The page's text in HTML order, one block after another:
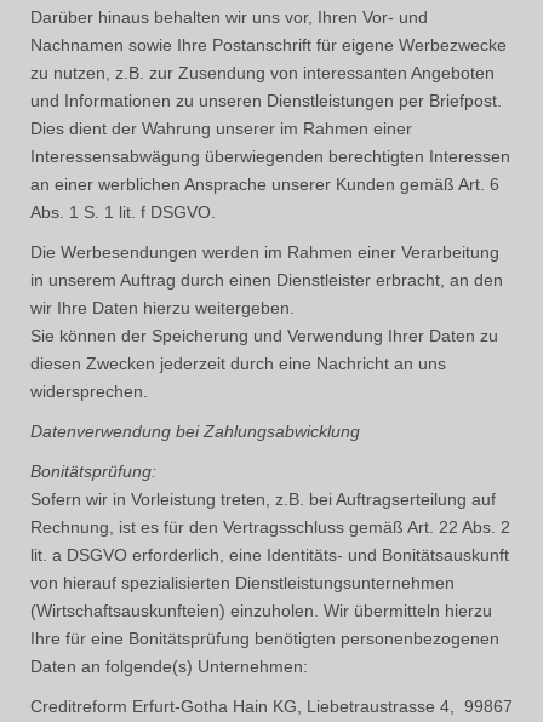
Darüber hinaus behalten wir uns vor, Ihren Vor- und
Nachnamen sowie Ihre Postanschrift für eigene Werbezwecke
zu nutzen, z.B. zur Zusendung von interessanten Angeboten
und Informationen zu unseren Dienstleistungen per Briefpost.
Dies dient der Wahrung unserer im Rahmen einer
Interessensabwägung überwiegenden berechtigten Interessen
an einer werblichen Ansprache unserer Kunden gemäß Art. 6
Abs. 1 S. 1 lit. f DSGVO.
Die Werbesendungen werden im Rahmen einer Verarbeitung
in unserem Auftrag durch einen Dienstleister erbracht, an den
wir Ihre Daten hierzu weitergeben.
Sie können der Speicherung und Verwendung Ihrer Daten zu
diesen Zwecken jederzeit durch eine Nachricht an uns
widersprechen.
Datenverwendung bei Zahlungsabwicklung
Bonitätsprüfung:
Sofern wir in Vorleistung treten, z.B. bei Auftragserteilung auf
Rechnung, ist es für den Vertragsschluss gemäß Art. 22 Abs. 2
lit. a DSGVO erforderlich, eine Identitäts- und Bonitätsauskunft
von hierauf spezialisierten Dienstleistungsunternehmen
(Wirtschaftsauskunfteien) einzuholen. Wir übermitteln hierzu
Ihre für eine Bonitätsprüfung benötigten personenbezogenen
Daten an folgende(s) Unternehmen:
Creditreform Erfurt-Gotha Hain KG, Liebetraustrasse 4, 99867